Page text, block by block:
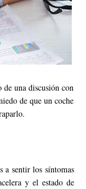
una discusión con
de que un coche
a sentir los síntomas
y el estado de